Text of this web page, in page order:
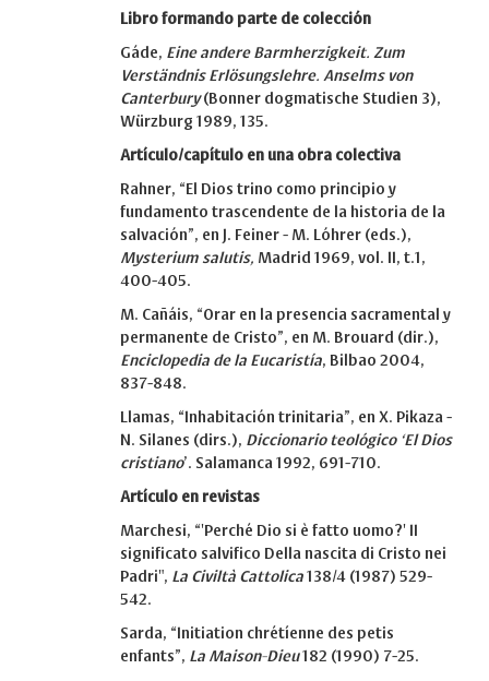
Libro formando parte de colección
Gáde, Eine andere Barmherzigkeit. Zum
Verständnis Erlösungslehre. Anselms von
Canterbury(Bonner dogmatische Studien 3),
Würzburg 1989, 135.
Artículo/capítulo en una obra colectiva
Rahner, “El Dios trino como principio y
fundamento trascendente de la historia de la
salvación”, en J. Feiner - M. Lóhrer (eds.),
Mysterium salutis, Madrid 1969, vol. II, t.1,
400-405.
M. Cañáis, “Orar en la presencia sacramental y
permanente de Cristo”, en M. Brouard (dir.),
Enciclopedia de la Eucaristía, Bilbao 2004,
837-848.
Llamas, “Inhabitación trinitaria”, en X. Pikaza -
N. Silanes (dirs.), Diccionario teológico ‘El Dios
cristiano’. Salamanca 1992, 691-710.
Artículo en revistas
Marchesi, “'Perché Dio si è fatto uomo?' II
significato salvifico Della nascita di Cristo nei
Padri", La Civiltà Cattolica 138/4 (1987) 529-
542.
Sarda, “Initiation chrétíenne des petis
enfants”, La Maison-Dieu182 (1990) 7-25.